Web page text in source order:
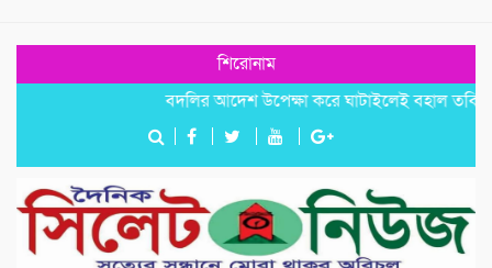
শিরোনাম
বদলির আদেশ উপেক্ষা করে ঘাটাইলেই বহাল তবিয়তে